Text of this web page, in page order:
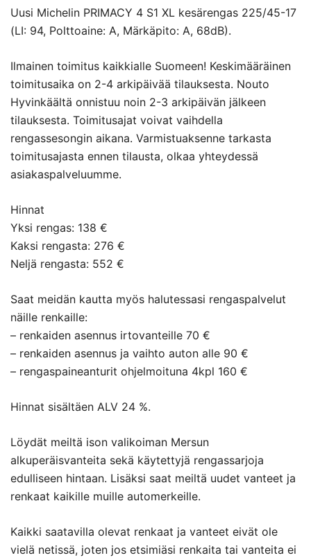
Uusi Michelin PRIMACY 4 S1 XL kesärengas 225/45-17
(LI: 94, Polttoaine: A, Märkäpito: A, 68dB).
Ilmainen toimitus kaikkialle Suomeen! Keskimääräinen
toimitusaika on 2-4 arkipäivää tilauksesta. Nouto
Hyvinkäältä onnistuu noin 2-3 arkipäivän jälkeen
tilauksesta. Toimitusajat voivat vaihdella
rengassesongin aikana. Varmistuaksenne tarkasta
toimitusajasta ennen tilausta, olkaa yhteydessä
asiakaspalveluumme.
Hinnat
Yksi rengas: 138 €
Kaksi rengasta: 276 €
Neljä rengasta: 552 €
Saat meidän kautta myös halutessasi rengaspalvelut
näille renkaille:
– renkaiden asennus irtovanteille 70 €
– renkaiden asennus ja vaihto auton alle 90 €
– rengaspaineanturit ohjelmoituna 4kpl 160 €
Hinnat sisältäen ALV 24 %.
Löydät meiltä ison valikoiman Mersun
alkuperäisvanteita sekä käytettyjä rengassarjoja
edulliseen hintaan. Lisäksi saat meiltä uudet vanteet ja
renkaat kaikille muille automerkeille.
Kaikki saatavilla olevat renkaat ja vanteet eivät ole
vielä netissä, joten jos etsimiäsi renkaita tai vanteita ei